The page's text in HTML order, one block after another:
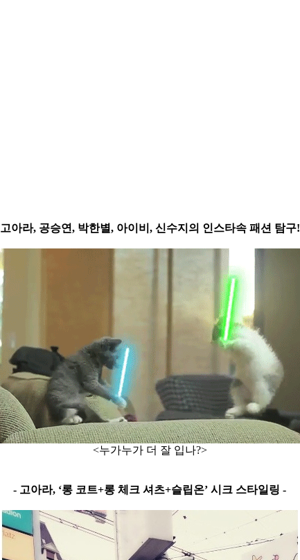
고아라, 공승연, 박한별, 아이비, 신수지의 인스타속 패션 탐구!
<누가누가 더 잘 입나?>
- 고아라, ‘롱 코트+롱 체크 셔츠+슬립온’ 시크 스타일링 -